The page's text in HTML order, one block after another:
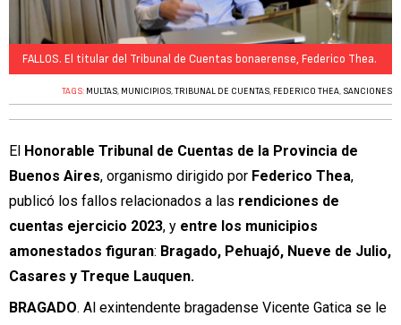
FALLOS. El titular del Tribunal de Cuentas bonaerense, Federico Thea.
TAGS: MULTAS, MUNICIPIOS,TRIBUNAL DE CUENTAS, FEDERICO THEA, SANCIONES
El Honorable Tribunal de Cuentas de la Provincia de
Buenos Aires, organismo dirigido por Federico Thea,
publicó los fallos relacionados a las rendiciones de
cuentas ejercicio 2023, y entre los municipios
amonestados figuran: Bragado, Pehuajó, Nueve de Julio,
Casares y Treque Lauquen.
BRAGADO. Al exintendente bragadense Vicente Gatica se le